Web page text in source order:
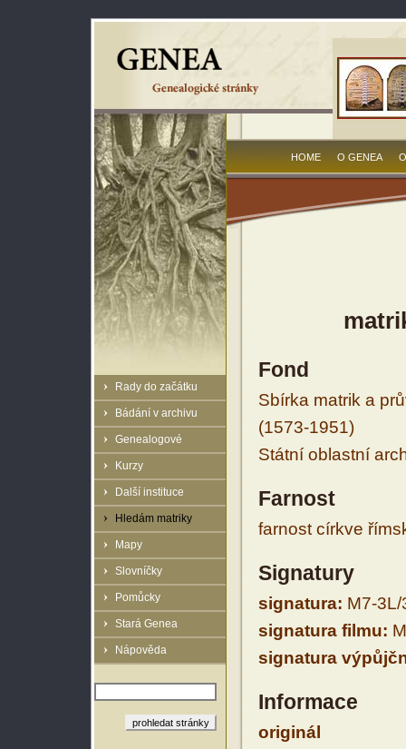
Rady do začátku
Bádání v archivu
Genealogové
Kurzy
Další instituce
Hledám matriky
Mapy
Slovníčky
Pomůcky
Stará Genea
Nápověda
HOME O GENEA
Fond
Sbírka matrik a
(1573-1951)
Státní oblastní
Farnost
farnost církve
Signatury
signatura: M7-3L/
signatura filmu:
signatura
Informace
originál